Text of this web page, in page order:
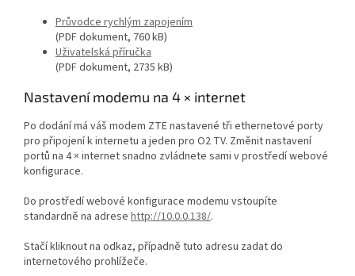
Průvodce rychlým zapojením
(PDF dokument, 760 kB)
Uživatelská příručka
(PDF dokument, 2735 kB)
Nastavení modemu na 4 × internet
Po dodání má váš modem ZTE nastavené tři ethernetové porty
pro připojení k internetu a jeden pro O2 TV. Změnit nastavení
portů na 4 × internet snadno zvládnete sami v prostředí webové
konfigurace.
Do prostředí webové konfigurace modemu vstoupíte
standardně na adrese http://10.0.0.138/.
Stačí kliknout na odkaz, případně tuto adresu zadat do
internetového prohlížeče.